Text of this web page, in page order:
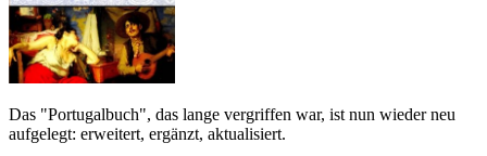
Das "Portugalbuch", das lange vergriffen war, ist nun wieder neu
aufgelegt: erweitert, ergänzt, aktualisiert.